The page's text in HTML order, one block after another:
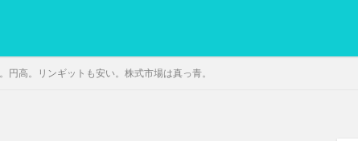
円高。リンギットも安い。株式市場は真っ青。